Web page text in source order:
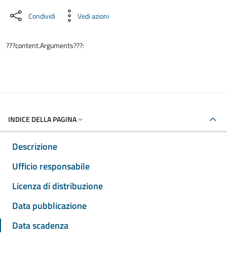
Condividi Vedi azioni
???content.Arguments???:
INDICE DELLA PAGINA
Descrizione
Ufficio responsabile
Licenza di distribuzione
Data pubblicazione
Data scadenza